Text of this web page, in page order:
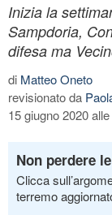
Inizia la
Sampdoria,
difesa ma
di Matteo Oneto
revisionato da
15 giugno 2020
Non perdere
Clicca
terremo